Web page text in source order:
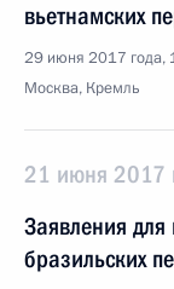
вьетнамских
29 июня 2017 года,
Москва, Кремль
21 июня 2017
Заявления для
бразильских